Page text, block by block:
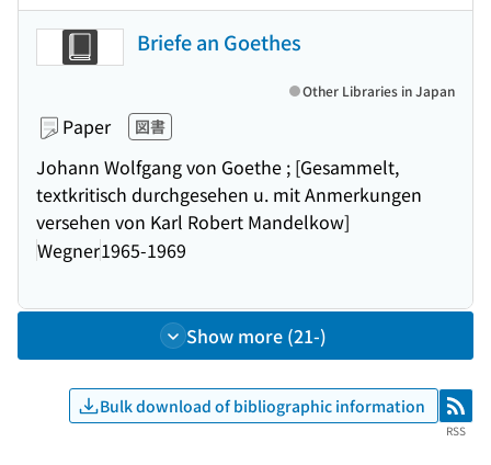
Briefe an Goethes
Paper 図書
Johann Wolfgang von Goethe ; [Gesammelt,
textkritisch durchgesehen u. mit Anmerkungen
versehen von Karl Robert Mandelkow]
Wegner1965-1969
Other Libraries in Japan
Show more (21-)
Bulk download of bibliographic information RSS
RSS